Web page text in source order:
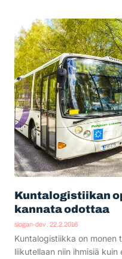
Kuntalogistiikan
kannata odottaa
slogan-dev 22.2.2016
Kuntalogistiikka on monen
liikutellaan niin ihmisiä